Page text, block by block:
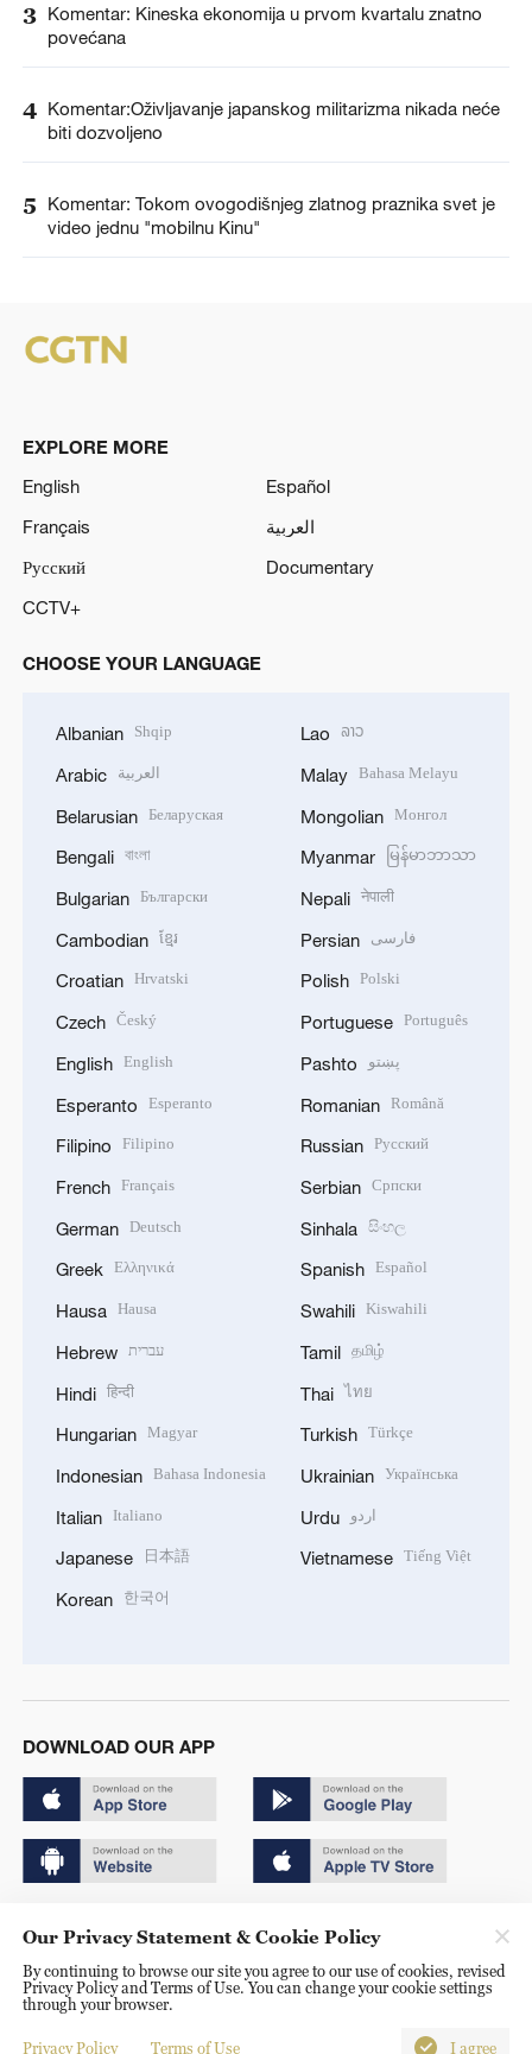
3 Komentar: Kineska ekonomija u prvom kvartalu znatno
povećana
4 Komentar:Oživljavanje japanskog militarizma nikada neće
biti dozvoljeno
5
Komentar: Tokom ovogodišnjeg zlatnog praznika svet je
video jednu "mobilnu Kinu"
EXPLORE MORE
English
Español
Français
العربية
Русский
Documentary
CCTV+
CHOOSE YOUR LANGUAGE
Albanian Shqip
Arabic العربية
Belarusian Беларуская
Bengali বাংলা
Bulgarian Български
Cambodian ខ្មែរ
Croatian Hrvatski
Czech Český
English English
Esperanto Esperanto
Filipino Filipino
French Français
German Deutsch
Greek Ελληνικά
Hausa Hausa
Hebrew עברית
Hindi हिन्दी
Hungarian Magyar
Indonesian Bahasa Indonesia
Italian Italiano
Japanese 日本語
Korean 한국어
Lao ລາວ
Malay Bahasa Melayu
Mongolian Монгол
Myanmar မြန်မာဘာသာ
Nepali नेपाली
Persian فارسی
Polish Polski
Portuguese Português
Pashto پښتو
Romanian Română
Russian Русский
Serbian Српски
Sinhala සිංහල
Spanish Español
Swahili Kiswahili
Tamil தமிழ்
Thai ไทย
Turkish Türkçe
Ukrainian Українська
Urdu اردو
Vietnamese Tiếng Việt
DOWNLOAD OUR APP
京ICP备20000184号
京公网安备 11010502050052号
Disinformation report hotline: 010-85061466
Our Privacy Statement & Cookie Policy
By continuing to browse our site you agree to our use of cookies, revised
Privacy Policy and Terms of Use. You can change your cookie settings
through your browser.
Privacy Policy Terms of Use I agree